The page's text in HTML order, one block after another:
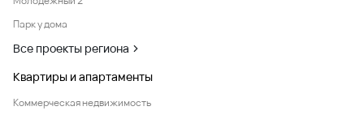
Парк у дома
Все проекты региона
Квартиры и апартаменты
Коммерческая недвижимость